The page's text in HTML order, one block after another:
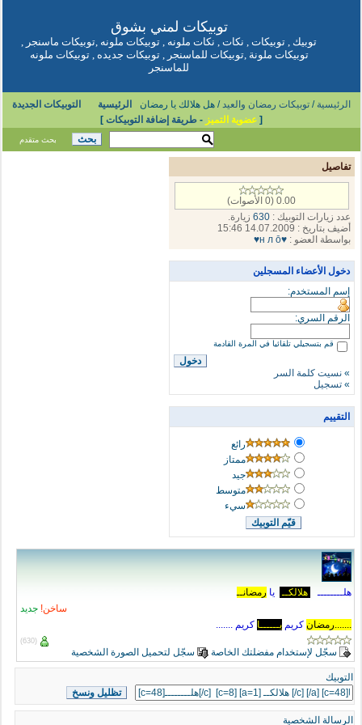
توبيكات لمني بشوق
توبيك , توبيكات, نكات, نكات ملونه , توبيكات ملونه ,توبيكات ماسنجر ,
توبيكات ملونة ,توبيكات للماسنجر ,توبيكات جديده ,توبيكات ملونه
للماسنجر
الرئيسية /توبيكات رمضان والعيد/ هل هلالك يا رمضان الرئيسية
التوبيكات الجديدة
[ عضوية التميز - طريقة إضافة التوبيكات ]
بحث متقدم
تفاصيل
0.00 (0 الأصوات)
عدد زيارات التوبيك :630 زيارة.
أضيف بتاريخ : 14.07.2009 15:46
بواسطة العضو :♥н л ō♥
دخول الأعضاء المسجلين
إسم المستخدم:
الرقم السري:
قم بتسجيلي تلقائيا في المرة القادمة
»نسيت كلمة السر
»تسجيل
التقييم
رائع
ممتاز
جيد
متوسط
سيء
هلــــــــ هلالكــ يا رمضانــ
ساخن! جديد
.......رمضان كريم يــــــا كريم .......
(630)
سجّل لإستخدام مفضلتك الخاصة سجّل لتحميل الصورة الشخصية
التوبيك
الرسالة الشخصية